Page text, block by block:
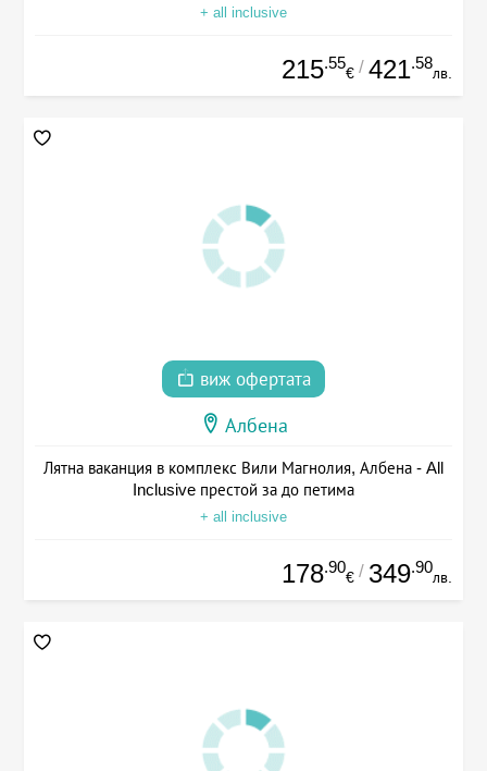
+ all inclusive
215.55
€ / 421.58
лв.
виж офертата
Албена
Лятна ваканция в комплекс Вили Магнолия, Албена - All
Inclusive престой за до петима
+ all inclusive
178.90
€ / 349.90
лв.